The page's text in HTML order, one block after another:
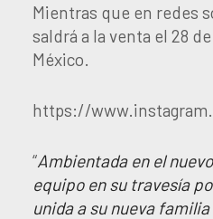
Mientras que en redes
saldrá a la venta el 28
México.
https://
“Ambientada en el
equipo en su travesía
unida a su nueva